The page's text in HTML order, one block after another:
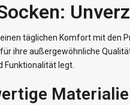
täglichen Komfort mit den
ihre außergewöhnliche
Funktionalität legt.